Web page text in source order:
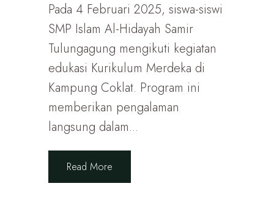
Pada 4 Februari 2025, siswa-siswi
SMP Islam Al-Hidayah Samir
Tulungagung mengikuti kegiatan
edukasi Kurikulum Merdeka di
Kampung Coklat. Program ini
memberikan pengalaman
langsung dalam...
Read More